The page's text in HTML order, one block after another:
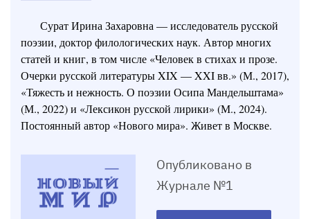
Сурат Ирина Захаровна — исследователь русской
поэзии, доктор филологических наук. Автор многих
статей и книг, в том числе «Человек в стихах и прозе.
Очерки русской литературы XIX — XXI вв.» (М., 2017),
«Тяжесть и нежность. О поэзии Осипа Мандельштама»
(М., 2022) и «Лексикон русской лирики» (М., 2024).
Постоянный автор «Нового мира». Живет в Москве.
Опубликовано в
Журнале №1